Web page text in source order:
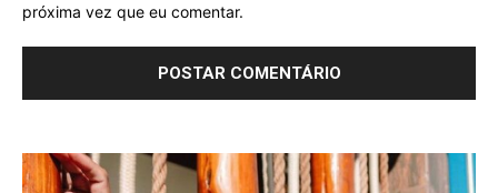
próxima vez que eu comentar.